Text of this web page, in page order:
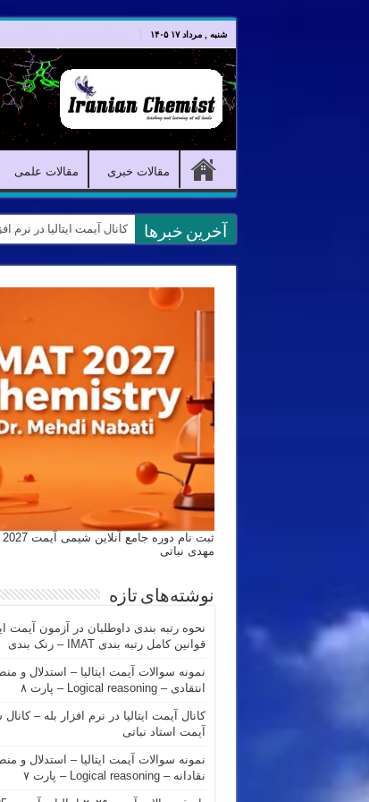
شنبه , مرداد ۱۷ ۱۴۰۵
مقالات خبری مقالات علمی
آخرین خبرها کانال آیمت ایتالیا در نرم
مهدی نباتی
نوشته‌های تازه
نحوه رتبه بندی داوطلبان در آزمون آیمت
قوانین کامل رتبه بندی IMAT – رنک بندی
نمونه سوالات آیمت ایتالیا – استدلال و
انتقادی – Logical reasoning – پارت ۸
کانال آیمت ایتالیا در نرم افزار بله –
آیمت استاد نباتی
نمونه سوالات آیمت ایتالیا – استدلال و
نقادانه – Logical reasoning – پارت ۷